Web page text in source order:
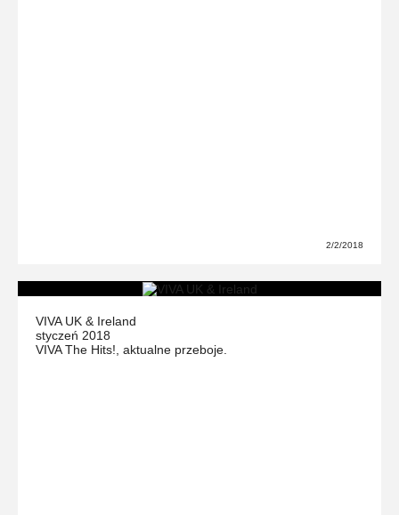
2/2/2018
VIVA UK & Ireland
styczeń 2018
VIVA The Hits!, aktualne przeboje.